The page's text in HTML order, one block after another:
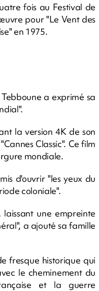
fois au Festival de
pour "Le Vent des
en 1975.
a exprimé sa
la version 4K de son
Classic". Ce film
mondiale.
d'ouvrir "les yeux du
coloniale".
une empreinte
a ajouté sa famille
fresque historique qui
le cheminement du
et la guerre